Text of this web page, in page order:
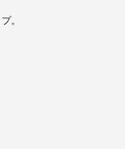
。